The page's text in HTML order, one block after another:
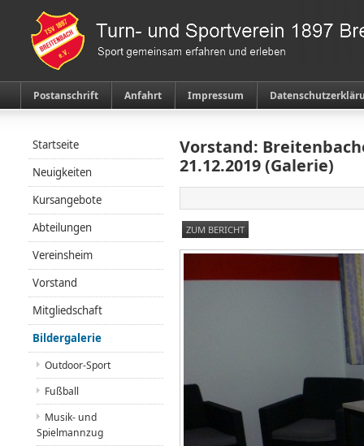
Postanschrift Anfahrt Impressum
Vorstand:
21.12.2019 (Galerie)
ZUM BERICHT
Startseite
Neuigkeiten
Kursangebote
Abteilungen
Vereinsheim
Vorstand
Mitgliedschaft
Bildergalerie
Outdoor-Sport
Fußball
Musik- und
Spielmannzug